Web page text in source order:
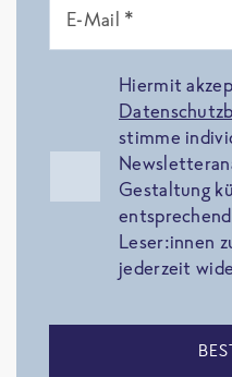
E-Mail *
Hiermit
stimme
Gestaltung
Leser:innen
jederzeit